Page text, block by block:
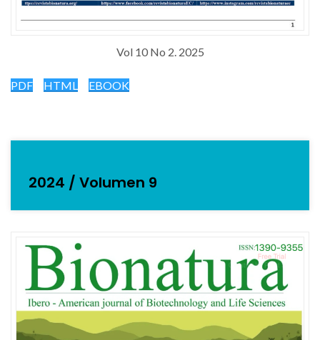
Vol 10 No 2. 2025
PDF HTML EBOOK
2024 / Volumen 9